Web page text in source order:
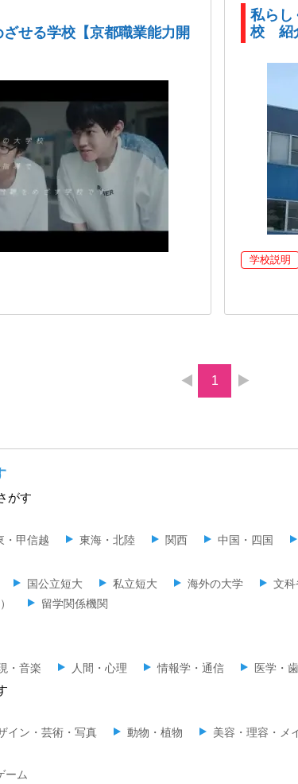
せる学校【京都職業能力開
私ら
校 紹
学校説明
1
がす
・甲信越 東海・北陸 関西 中国・四国
国公立短大 私立短大 海外の大学 文科
留学関係機関
・音楽 人間・心理 情報学・通信 医学・
イン・芸術・写真 動物・植物 美容・理容・メ
ーム